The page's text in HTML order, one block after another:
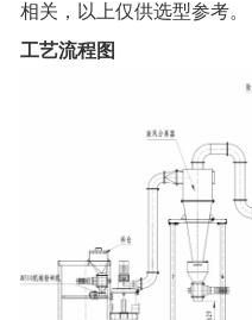
相关，以上仅供选型参考。
工艺流程图